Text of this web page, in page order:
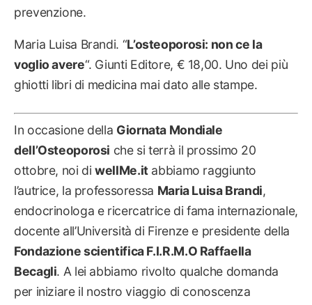
prevenzione.
Maria Luisa Brandi. “L’osteoporosi: non ce la
voglio avere“. Giunti Editore, € 18,00. Uno dei più
ghiotti libri di medicina mai dato alle stampe.
In occasione della Giornata Mondiale
dell’Osteoporosi che si terrà il prossimo 20
ottobre, noi diwellMe.itabbiamo raggiunto
l’autrice, la professoressa Maria Luisa Brandi,
endocrinologa e ricercatrice di fama internazionale,
docente all’Università di Firenze e presidente della
Fondazione scientifica F.I.R.M.O Raffaella
Becagli. A lei abbiamo rivolto qualche domanda
per iniziare il nostro viaggio di conoscenza